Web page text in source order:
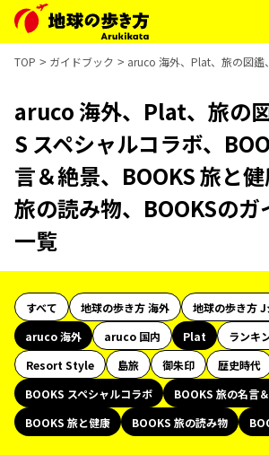
TOP ガイドブック aruco 海外、Plat、旅の図鑑
aruco 海外、Plat、旅の
S スペシャルコラボ、
言＆絶景、BOOKS 旅と
旅の読み物、BOOKSのガ
一覧
すべて 地球の歩き方 海外
地球の歩き方 J
aruco 海外
aruco 国内 Plat
ランキ
Resort Style
島旅 御朱印 歴史時代
BOOKS スペシャルコラボ
BOOKS 旅の名言
BOOKS 旅と健康
BOOKS 旅の読み物